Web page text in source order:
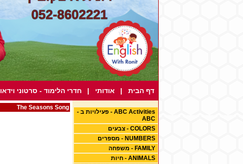
דף הבית | אודותי | חדרי הלימוד - סרטוני וידאו
ABC Activities - פעילויות ב -
ABC
COLORS - צבעים
NUMBERS - מספרים
FAMILY - משפחה
ANIMALS - חיות
The Seasons Song